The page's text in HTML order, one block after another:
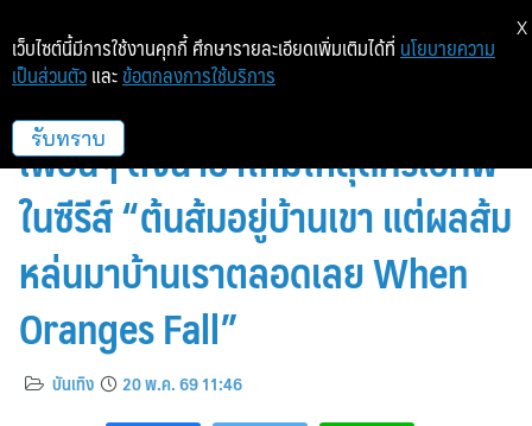
อดเท่! “แอลม่อน-โปรเกรส” ถูก
เพื่อนๆ ตั้งฉายาใหม่ให้สุดครีเอทีฟ
ในซีรีส์ “ต้นส้มอยู่บ้านเขา แต่ผลส้ม
หล่นมาบ้านเราตลอดเลย When
Oranges Fall”
บันเทิง 20 พ.ค. 69 11:46
เว็บไซต์นี้มีการใช้งานคุกกี้ ศึกษารายละเอียดเพิ่มเติมได้ที่ นโยบายความ
เป็นส่วนตัว และ ข้อตกลงการใช้บริการ
รับทราบ
X